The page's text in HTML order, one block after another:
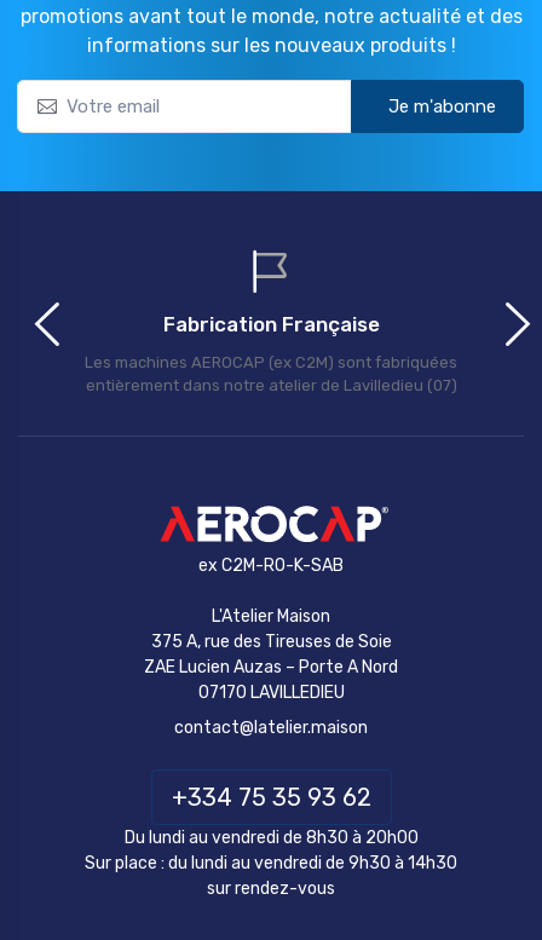
promotions avant tout le monde, notre actualité et des
informations sur les nouveaux produits !
Je m'abonne
Fabrication Française
Les machines AEROCAP (ex C2M) sont fabriquées
entièrement dans notre atelier de Lavilledieu (07)
ex C2M-RO-K-SAB
L'Atelier Maison
375 A, rue des Tireuses de Soie
ZAE Lucien Auzas – Porte A Nord
07170 LAVILLEDIEU
contact@latelier.maison
+334 75 35 93 62
Du lundi au vendredi de 8h30 à 20h00
Sur place : du lundi au vendredi de 9h30 à 14h30
sur rendez-vous